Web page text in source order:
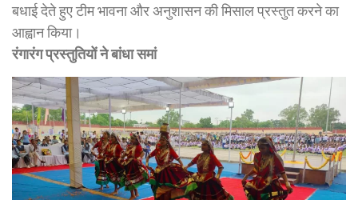
बधाई देते हुए टीम भावना और अनुशासन की मिसाल प्रस्तुत करने का
आह्वान किया।
रंगारंग प्रस्तुतियों ने बांधा समां